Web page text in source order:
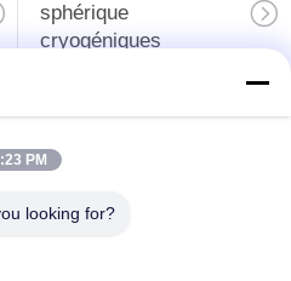
sphérique
cryogéniques
soupape de sûreté
Valve coupée
PM
looking for?